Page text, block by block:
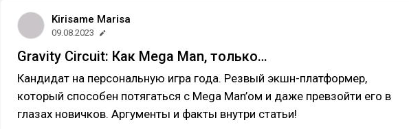
Kirisame Marisa
09.08.2023
Gravity Circuit: Как Mega Man, только…
Кандидат на персональную игра года. Резвый экшн-платформер,
который способен потягаться с Mega Man’ом и даже превзойти его в
глазах новичков. Аргументы и факты внутри статьи!